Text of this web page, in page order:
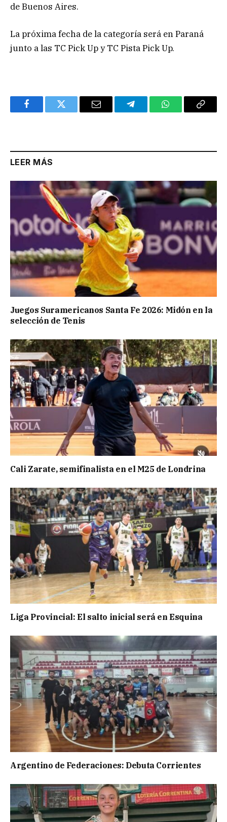
de Buenos Aires.
La próxima fecha de la categoría será en Paraná
junto a las TC Pick Up y TC Pista Pick Up.
FacebookTwitter Email TelegramWhatsAppCopy
LEER MÁS
Juegos Suramericanos Santa Fe 2026: Midón en la
selección de Tenis
Cali Zarate, semifinalista en el M25 de Londrina
Liga Provincial: El salto inicial será en Esquina
Argentino de Federaciones: Debuta Corrientes